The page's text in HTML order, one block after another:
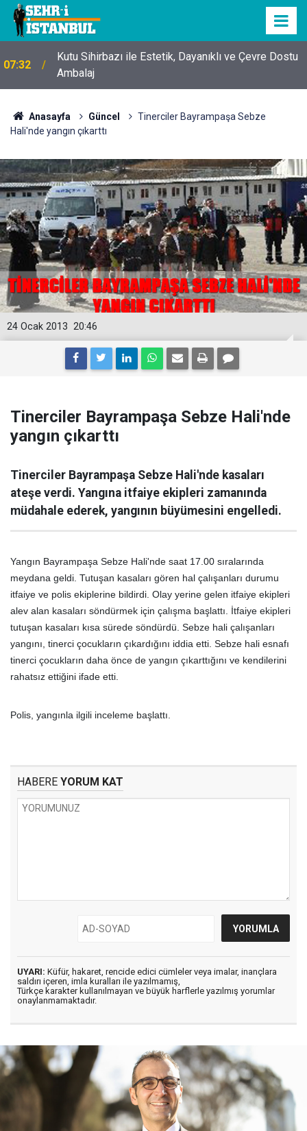
07:32
Kutu Sihirbazı ile Estetik, Dayanıklı ve Çevre Dostu
Ambalaj
Anasayfa Güncel
Tinerciler Bayrampaşa Sebze
Hali'nde yangın çıkarttı
20:46
24 Ocak 2013
Tinerciler Bayrampaşa Sebze Hali'nde
yangın çıkarttı
Tinerciler Bayrampaşa Sebze Hali'nde kasaları
ateşe verdi. Yangına itfaiye ekipleri zamanında
müdahale ederek, yangının büyümesini engelledi.
Yangın Bayrampaşa Sebze Hali'nde saat 17.00 sıralarında
meydana geldi. Tutuşan kasaları gören hal çalışanları durumu
itfaiye ve polis ekiplerine bildirdi. Olay yerine gelen itfaiye ekipleri
alev alan kasaları söndürmek için çalışma başlattı. İtfaiye ekipleri
tutuşan kasaları kısa sürede söndürdü. Sebze hali çalışanları
yangını, tinerci çocukların çıkardığını iddia etti. Sebze hali esnafı
tinerci çocukların daha önce de yangın çıkarttığını ve kendilerini
rahatsız ettiğini ifade etti.
Polis, yangınla ilgili inceleme başlattı.
HABERE YORUM KAT
UYARI: Küfür, hakaret, rencide edici cümleler veya imalar, inançlara
saldırı içeren, imla kuralları ile yazılmamış,
Türkçe karakter kullanılmayan ve büyük harflerle yazılmış yorumlar
onaylanmamaktadır.